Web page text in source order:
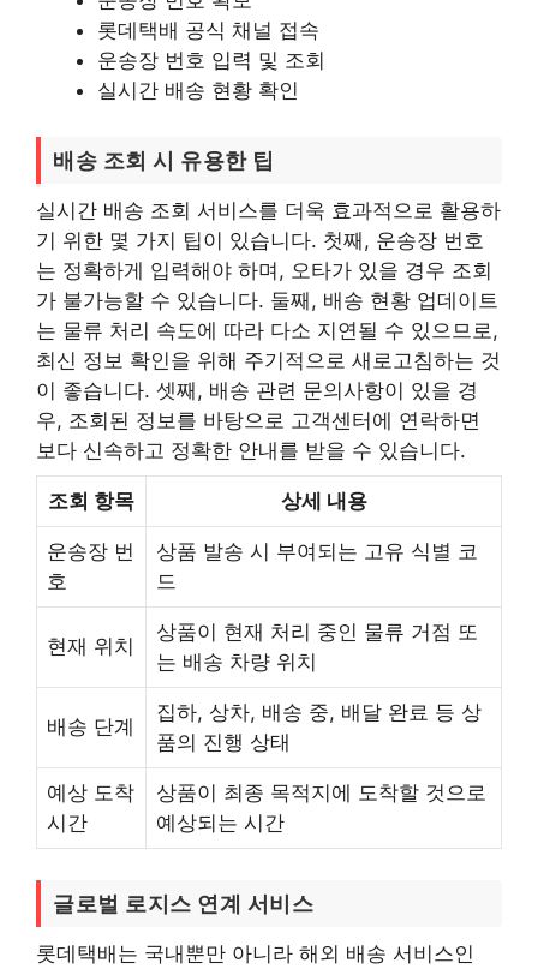
롯데택배 공식 채널 접속
운송장 번호 입력 및 조회
실시간 배송 현황 확인
배송 조회 시 유용한 팁
실시간 배송 조회 서비스를 더욱 효과적으로 활용하
기 위한 몇 가지 팁이 있습니다. 첫째, 운송장 번호
는 정확하게 입력해야 하며, 오타가 있을 경우 조회
가 불가능할 수 있습니다. 둘째, 배송 현황 업데이트
는 물류 처리 속도에 따라 다소 지연될 수 있으므로,
최신 정보 확인을 위해 주기적으로 새로고침하는 것
이 좋습니다. 셋째, 배송 관련 문의사항이 있을 경
우, 조회된 정보를 바탕으로 고객센터에 연락하면
보다 신속하고 정확한 안내를 받을 수 있습니다.
조회 항목 상세 내용
운송장 번
호
상품 발송 시 부여되는 고유 식별 코
드
현재 위치
상품이 현재 처리 중인 물류 거점 또
는 배송 차량 위치
배송 단계
집하, 상차, 배송 중, 배달 완료 등 상
품의 진행 상태
예상 도착
시간
상품이 최종 목적지에 도착할 것으로
예상되는 시간
글로벌 로지스 연계 서비스
롯데택배는 국내뿐만 아니라 해외 배송 서비스인